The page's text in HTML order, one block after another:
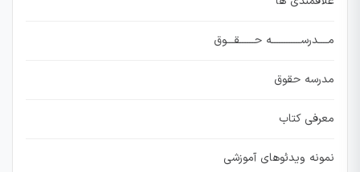
مــــدرســــــــــــه حــــــقـــوق
مدرسه حقوق
معرفی کتاب
نمونه ویدئوهای آموزشی